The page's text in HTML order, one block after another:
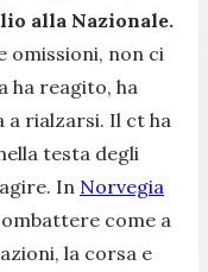
alla Nazionale.
omissioni, non ci
ha reagito, ha
rialzarsi. Il ct ha
testa degli
In Norvegia
come a
la corsa e